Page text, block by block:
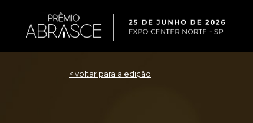
< voltar para a edição